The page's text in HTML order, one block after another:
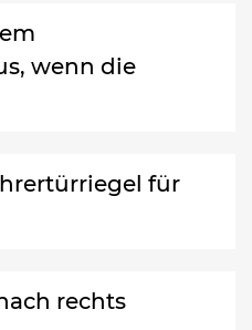
wenn die
für
rechts